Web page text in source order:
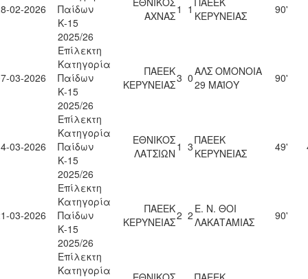
02-2026
Παίδων
Κ-15
2025/26
ΑΧΝΑΣ1 1 ΚΕΡΥΝΕΙΑΣ
90'
03-2026
Επίλεκτη
Κατηγορία
Παίδων
Κ-15
2025/26
ΠΑΕΕΚ
ΚΕΡΥΝΕΙΑΣ3 0ΑΛΣ ΟΜΟΝΟΙΑ
29 ΜΑΪΟΥ
90'
03-2026
Επίλεκτη
Κατηγορία
Παίδων
Κ-15
2025/26
ΕΘΝΙΚΟΣ
ΛΑΤΣΙΩΝ 1 3ΠΑΕΕΚ
ΚΕΡΥΝΕΙΑΣ
49'
03-2026
Επίλεκτη
Κατηγορία
Παίδων
Κ-15
2025/26
ΠΑΕΕΚ
ΚΕΡΥΝΕΙΑΣ2 2 Ε. Ν. ΘΟΙ
ΛΑΚΑΤΑΜΙΑΣ
90'
Επίλεκτη
Κατηγορία